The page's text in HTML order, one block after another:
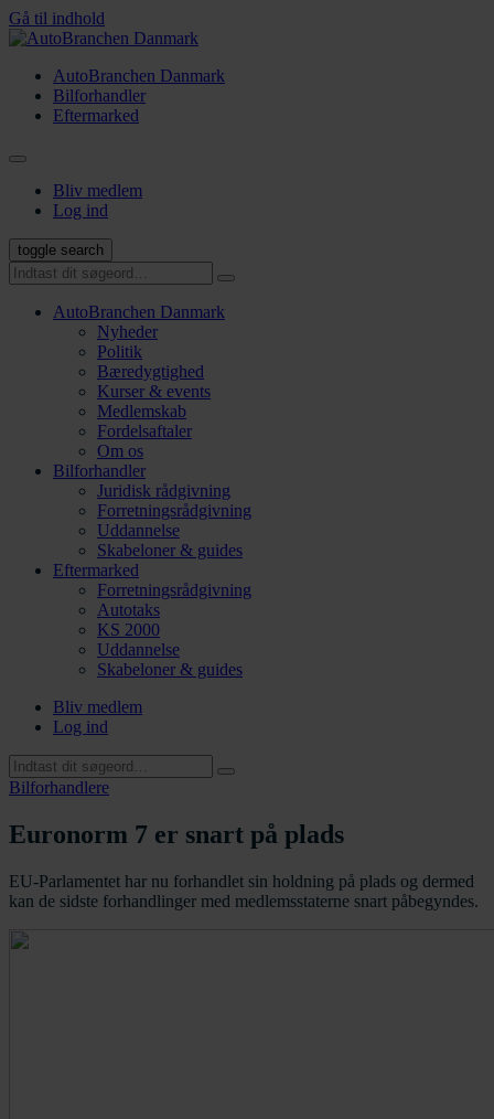
Gå til indhold
AutoBranchen Danmark
Bilforhandler
Eftermarked
Bliv medlem
Log ind
toggle search
AutoBranchen Danmark
Nyheder
Politik
Bæredygtighed
Kurser & events
Medlemskab
Fordelsaftaler
Om os
Bilforhandler
Juridisk rådgivning
Forretningsrådgivning
Uddannelse
Skabeloner & guides
Eftermarked
Forretningsrådgivning
Autotaks
KS 2000
Uddannelse
Skabeloner & guides
Bliv medlem
Log ind
Bilforhandlere
Euronorm 7 er snart på plads
EU-Parlamentet har nu forhandlet sin holdning på plads og dermed
kan de sidste forhandlinger med medlemsstaterne snart påbegyndes.